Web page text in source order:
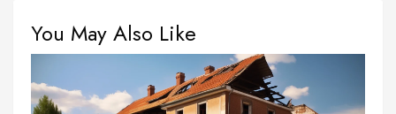
You May Also Like